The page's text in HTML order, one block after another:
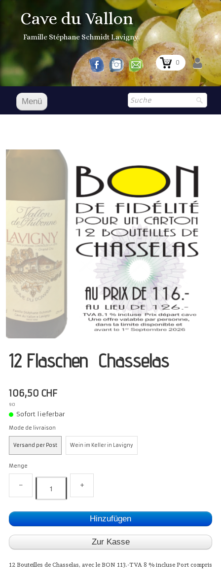
Cave du Vallon
Famille Stéphane Schmidt Lavigny
0
Menü
Boutique
Aktueller Preis
Cocagne 1er Grand Cru
Präsentation
Degustation
Infos pratiques▼
Médias
Login
Deutsch
12 Flaschen Chasselas
106,50 CHF
90
Sofort lieferbar
Mode de livraison
Versand per Post Wein im Keller in Lavigny
Menge
− +
Hinzufügen
Zur Kasse
12 Bouteilles de Chasselas, avec le BON 113.-TVA 8 % incluse Port compris